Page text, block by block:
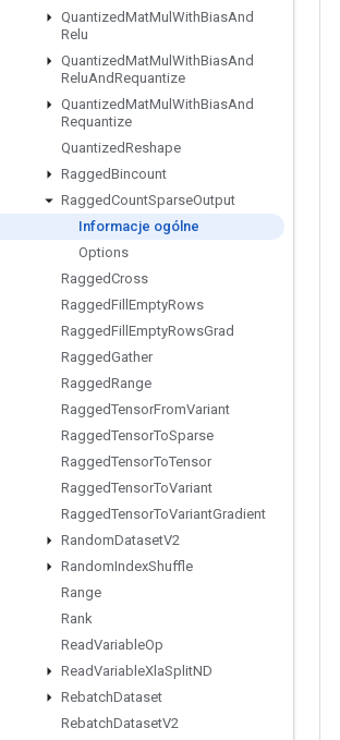
QuantizedMatMul WithBiasAnd
Relu
QuantizedMatMul WithBiasAnd
ReluAndRequantize
QuantizedMatMul WithBiasAnd
Requantize
QuantizedReshape
RaggedBincount
RaggedCountSparseOutput
Informacje ogólne
Options
RaggedCross
RaggedFill EmptyRows
RaggedFill EmptyRowsGrad
RaggedGather
RaggedRange
RaggedTensorFromVariant
RaggedTensorToSparse
RaggedTensorToTensor
RaggedTensorToVariant
RaggedTensorToVariantGradient
RandomDatasetV2
RandomIndexShuffle
Range
Rank
ReadVariableOp
ReadVariableXlaSplitND
RebatchDataset
RebatchDatasetV2